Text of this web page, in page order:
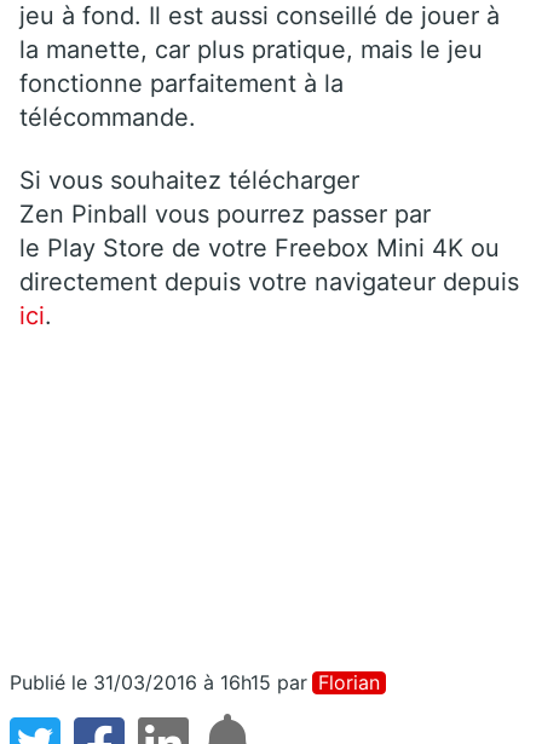
jeu à fond. Il est aussi conseillé de jouer à
la manette, car plus pratique, mais le jeu
fonctionne parfaitement à la
télécommande.
Si vous souhaitez télécharger
Zen Pinball vous pourrez passer par
le Play Store de votre Freebox Mini 4K ou
directement depuis votre navigateur depuis
ici.
Publié le 31/03/2016 à 16h15 par Florian